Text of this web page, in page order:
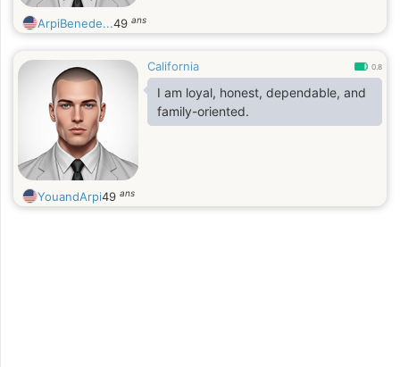
ArpiBenede...49 ans
California 0.8
I am loyal, honest, dependable, and
family-oriented.
YouandArpi49 ans